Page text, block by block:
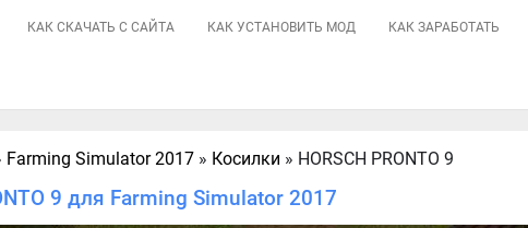
КАК СКАЧАТЬ С САЙТА КАК УСТАНОВИТЬ МОД КАК ЗАРАБОТАТЬ
Farming Simulator 2017 » Косилки » HORSCH PRONTO 9
9 для Farming Simulator 2017